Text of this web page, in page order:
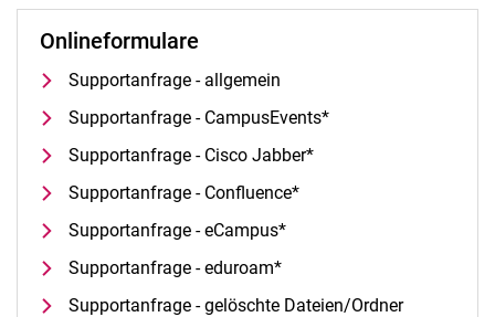
Onlineformulare
Supportanfrage - allgemein
Supportanfrage - CampusEvents*
Supportanfrage - Cisco Jabber*
Supportanfrage - Confluence*
Supportanfrage - eCampus*
Supportanfrage - eduroam*
Supportanfrage - gelöschte Dateien/Ordner